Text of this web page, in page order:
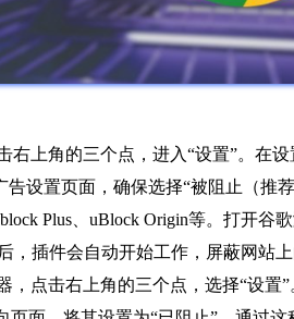
上角的三个点，进入“设置”。在
设置页面，确保选择“被阻止（推
Plus、uBlock Origin等。打开
，插件会自动开始工作，屏蔽网站上
点击右上角的三个点，选择“设置